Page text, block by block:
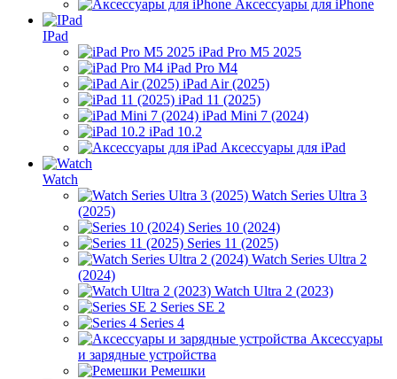
Аксессуары для iPhone
IPad
iPad Pro M5 2025
iPad Pro M4
iPad Air (2025)
iPad 11 (2025)
iPad Mini 7 (2024)
iPad 10.2
Аксессуары для iPad
Watch
Watch Series Ultra 3
(2025)
Series 10 (2024)
Series 11 (2025)
Watch Series Ultra 2
(2024)
Watch Ultra 2 (2023)
Series SE 2
Series 4
Аксессуары
и зарядные устройства
Ремешки